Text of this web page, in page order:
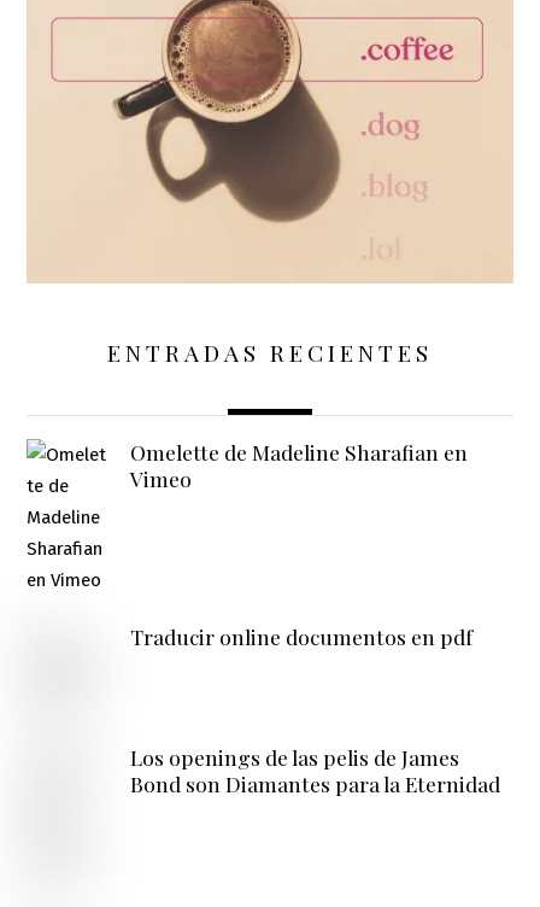
ENTRADAS RECIENTES
Omelette de Madeline Sharafian en
Vimeo
Traducir online documentos en pdf
Los openings de las pelis de James
Bond son Diamantes para la Eternidad